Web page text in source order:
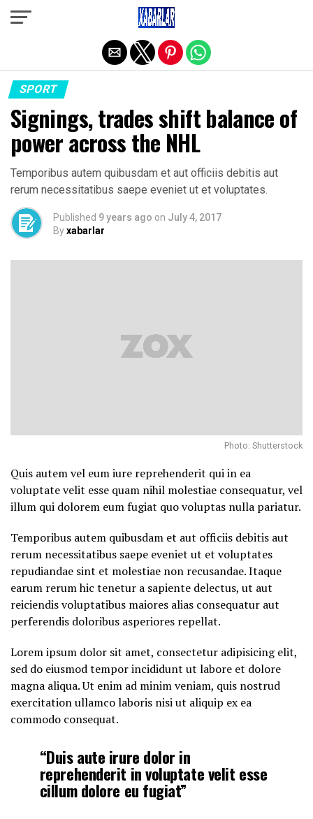
SPORT
Signings, trades shift balance of
power across the NHL
Temporibus autem quibusdam et aut officiis debitis aut
rerum necessitatibus saepe eveniet ut et voluptates.
Published 9 years ago on July 4, 2017
Byxabarlar
Photo: Shutterstock
Quis autem vel eum iure reprehenderit qui in ea
voluptate velit esse quam nihil molestiae consequatur, vel
illum qui dolorem eum fugiat quo voluptas nulla pariatur.
Temporibus autem quibusdam et aut officiis debitis aut
rerum necessitatibus saepe eveniet ut et voluptates
repudiandae sint et molestiae non recusandae. Itaque
earum rerum hic tenetur a sapiente delectus, ut aut
reiciendis voluptatibus maiores alias consequatur aut
perferendis doloribus asperiores repellat.
Lorem ipsum dolor sit amet, consectetur adipisicing elit,
sed do eiusmod tempor incididunt ut labore et dolore
magna aliqua. Ut enim ad minim veniam, quis nostrud
exercitation ullamco laboris nisi ut aliquip ex ea
commodo consequat.
“Duis aute irure dolor in
reprehenderit in voluptate velit esse
cillum dolore eu fugiat”
Exit mobile version